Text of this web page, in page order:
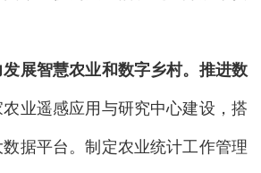
发展智慧农业和数字乡村。 推进数
农业遥感应用与研究中心建设，搭
据平台。制定农业统计工作管理